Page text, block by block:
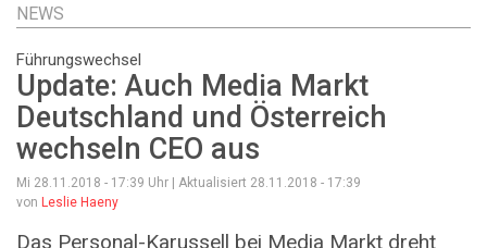
Inhalt
NEWS
Führungswechsel
Update: Auch Media Markt
Deutschland und Österreich
wechseln CEO aus
Mi 28.11.2018 - 17:39 Uhr | Aktualisiert 28.11.2018 - 17:39
von Leslie Haeny
Das Personal-Karussell bei Media Markt dreht